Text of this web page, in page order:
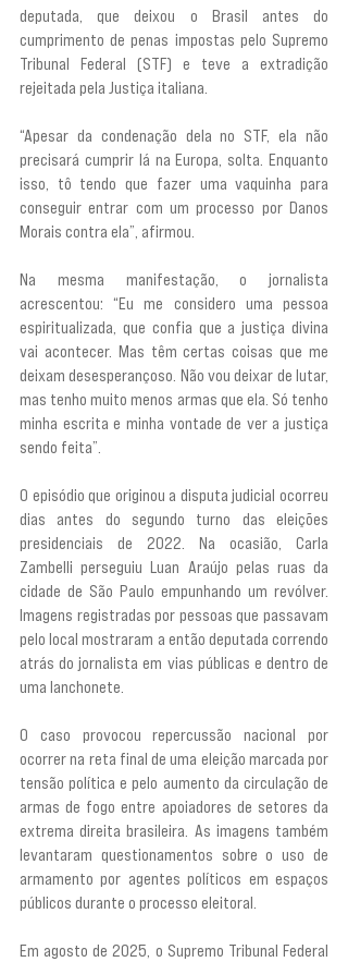
deputada, que deixou o Brasil antes do
cumprimento de penas impostas pelo Supremo
Tribunal Federal (STF) e teve a extradição
rejeitada pela Justiça italiana.
“Apesar da condenação dela no STF, ela não
precisará cumprir lá na Europa, solta. Enquanto
isso, tô tendo que fazer uma vaquinha para
conseguir entrar com um processo por Danos
Morais contra ela”, afirmou.
Na mesma manifestação, o jornalista
acrescentou: “Eu me considero uma pessoa
espiritualizada, que confia que a justiça divina
vai acontecer. Mas têm certas coisas que me
deixam desesperançoso. Não vou deixar de lutar,
mas tenho muito menos armas que ela. Só tenho
minha escrita e minha vontade de ver a justiça
sendo feita”.
O episódio que originou a disputa judicial ocorreu
dias antes do segundo turno das eleições
presidenciais de 2022. Na ocasião, Carla
Zambelli perseguiu Luan Araújo pelas ruas da
cidade de São Paulo empunhando um revólver.
Imagens registradas por pessoas que passavam
pelo local mostraram a então deputada correndo
atrás do jornalista em vias públicas e dentro de
uma lanchonete.
O caso provocou repercussão nacional por
ocorrer na reta final de uma eleição marcada por
tensão política e pelo aumento da circulação de
armas de fogo entre apoiadores de setores da
extrema direita brasileira. As imagens também
levantaram questionamentos sobre o uso de
armamento por agentes políticos em espaços
públicos durante o processo eleitoral.
Em agosto de 2025, o Supremo Tribunal Federal